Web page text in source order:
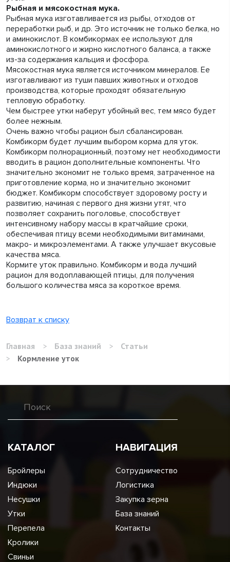
Рыбная и мясокостная мука.
Рыбная мука изготавливается из рыбы, отходов от
переработки рыб, и др. Это источник не только белка, но
и аминокислот. В комбикормах ее используют для
аминокислотного и жирно кислотного баланса, а также
из-за содержания кальция и фосфора.
Мясокостная мука является источником минералов. Ее
изготавливают из туши павших животных и отходов
производства, которые проходят обязательную
тепловую обработку.
Чем быстрее утки наберут убойный вес, тем мясо будет
более нежным.
Очень важно чтобы рацион был сбалансирован.
Комбикорм будет лучшим выбором корма для уток.
Комбикорм полнорационный, поэтому нет необходимости
вводить в рацион дополнительные компоненты. Что
значительно экономит не только время, затраченное на
приготовление корма, но и значительно экономит
бюджет. Комбикорм способствует здоровому росту и
развитию, начиная с первого дня жизни утят, что
позволяет сохранить поголовье, способствует
интенсивному набору массы в кратчайшие сроки,
обеспечивая птицу всеми необходимыми витаминами,
макро- и микроэлементами. А также улучшает вкусовые
качества мяса.
Кормите уток правильно. Комбикорм и вода лучший
рацион для водоплавающей птицы, для получения
большого количества мяса за короткое время.
Возврат к списку
Главная > База знаний >
Статьи
>
Кормление уток
КАТАЛОГ
Бройлеры
Индюки
Несушки
Утки
Перепела
Кролики
Свиньи
НАВИГАЦИЯ
Сотрудничество
Логистика
Закупка зерна
База знаний
Контакты